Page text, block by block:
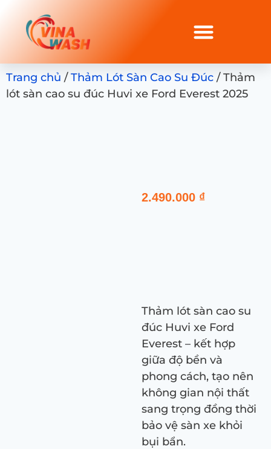
Trang chủ /Thảm Lót Sàn Cao Su Đúc / Thảm
lót sàn cao su đúc Huvi xe Ford Everest 2025
2.490.000 ₫
Thảm lót sàn cao su
đúc Huvi xe Ford
Everest – kết hợp
giữa độ bền và
phong cách, tạo nên
không gian nội thất
sang trọng đồng thời
bảo vệ sàn xe khỏi
bụi bẩn.